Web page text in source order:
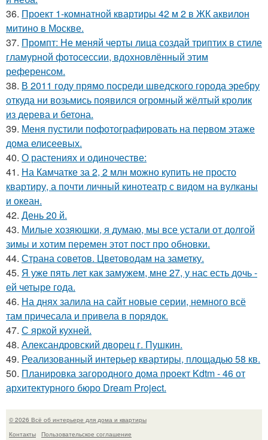
36. Проект 1-комнатной квартиры 42 м 2 в ЖК аквилон
митино в Москве.
37. Промпт: Не меняй черты лица создай триптих в стиле
гламурной фотосессии, вдохновлённый этим
референсом.
38. В 2011 году прямо посреди шведского города эребру
откуда ни возьмись появился огромный жёлтый кролик
из дерева и бетона.
39. Меня пустили пофотографировать на первом этаже
дома елисеевых.
40. О растениях и одиночестве:
41. На Камчатке за 2, 2 млн можно купить не просто
квартиру, а почти личный кинотеатр с видом на вулканы
и океан.
42. День 20 й.
43. Милые хозяюшки, я думаю, мы все устали от долгой
зимы и хотим перемен этот пост про обновки.
44. Страна советов. Цветоводам на заметку.
45. Я уже пять лет как замужем, мне 27, у нас есть дочь -
ей четыре года.
46. На днях залила на сайт новые серии, немного всё
там причесала и привела в порядок.
47. С яркой кухней.
48. Александровский дворец г. Пушкин.
49. Реализованный интерьер квартиры, площадью 58 кв.
50. Планировка загородного дома проект Kdtm - 46 от
архитектурного бюро Dream Project.
© 2026 Всё об интерьере для дома и квартиры
Контакты
Пользовательское соглашение